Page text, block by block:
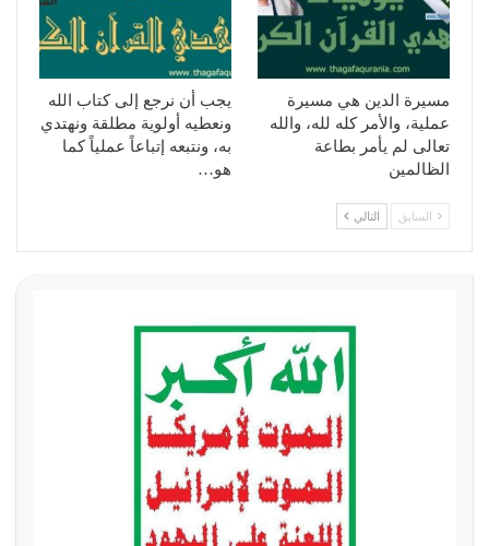
مسيرة الدين هي مسيرة
عملية، والأمر كله لله، والله
تعالى لم يأمر بطاعة
الظالمين
يجب أن نرجع إلى كتاب الله
ونعطيه أولوية مطلقة ونهتدي
به، ونتبعه إتباعاً عملياً كما
هو…
السابق التالي